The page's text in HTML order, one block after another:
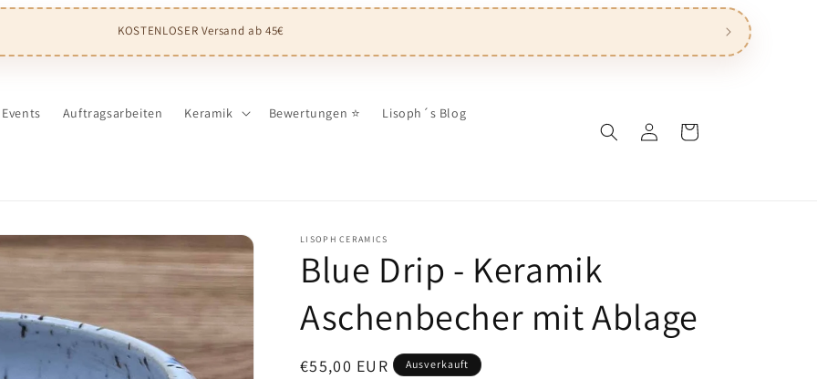
KOSTENLOSER Versand ab 45€
Events Auftragsarbeiten Keramik Bewertungen ⭐️ Lisoph´s Blog
EinloggenWarenkorb
LISOPH CERAMICS
Blue Drip - Keramik
Aschenbecher mit Ablage
Normaler
€55,00 EUR Ausverkauft